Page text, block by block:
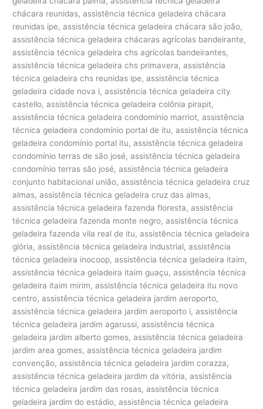
chácara reunidas, assistência técnica geladeira chácara
reunidas ipe, assistência técnica geladeira chácara são joão,
assistência técnica geladeira chácaras agrícolas bandeirante,
assistência técnica geladeira chs agrícolas bandeirantes,
assistência técnica geladeira chs primavera, assistência
técnica geladeira chs reunidas ipe, assistência técnica
geladeira cidade nova i, assistência técnica geladeira city
castello, assistência técnica geladeira colônia pirapit,
assistência técnica geladeira condomínio marriot, assistência
técnica geladeira condomínio portal de itu, assistência técnica
geladeira condomínio portal itu, assistência técnica geladeira
condomínio terras de são josé, assistência técnica geladeira
condomínio terras são josé, assistência técnica geladeira
conjunto habitacional união, assistência técnica geladeira cruz
almas, assistência técnica geladeira cruz das almas,
assistência técnica geladeira fazenda floresta, assistência
técnica geladeira fazenda monte negro, assistência técnica
geladeira fazenda vila real de itu, assistência técnica geladeira
glória, assistência técnica geladeira industrial, assistência
técnica geladeira inocoop, assistência técnica geladeira itaim,
assistência técnica geladeira itaim guaçu, assistência técnica
geladeira itaim mirim, assistência técnica geladeira itu novo
centro, assistência técnica geladeira jardim aeroporto,
assistência técnica geladeira jardim aeroporto i, assistência
técnica geladeira jardim agarussi, assistência técnica
geladeira jardim alberto gomes, assistência técnica geladeira
jardim area gomes, assistência técnica geladeira jardim
convenção, assistência técnica geladeira jardim corazza,
assistência técnica geladeira jardim da vitória, assistência
técnica geladeira jardim das rosas, assistência técnica
geladeira jardim do estádio, assistência técnica geladeira